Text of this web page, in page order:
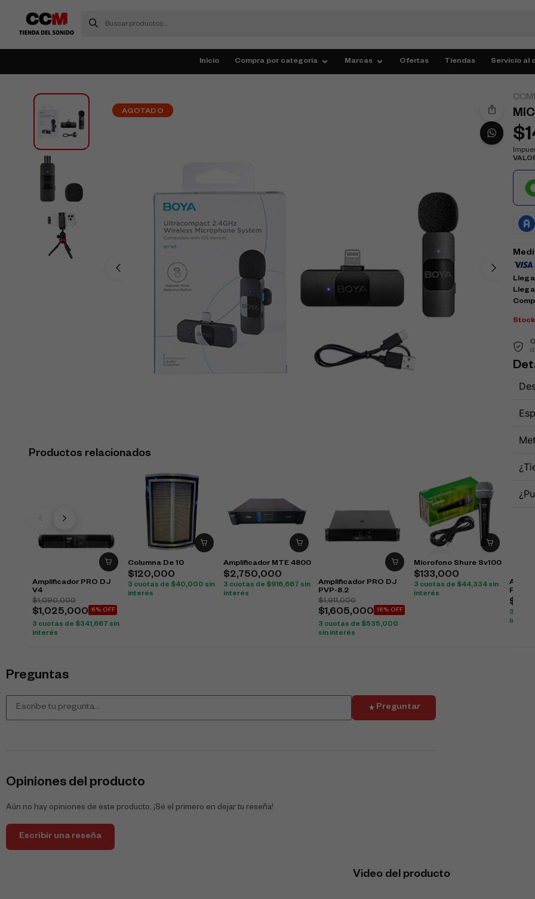
Inicio Compra por categoría Marcas Ofertas Tiendas Servicio al
AGOTADO
Productos relacionados
Amplificador PRO DJ
V4
$1,090,000
$1,025,000 6% OFF
3 cuotas de $341,667 sin
interés
Columna De 10
$120,000
3 cuotas de $40,000 sin
interés
Amplificador MTE 4800
$2,750,000
3 cuotas de $916,667 sin
interés
Amplificador PRO DJ
PVP-8.2
$1,911,000
$1,605,000 16% OFF
3 cuotas de $535,000
sin interés
Microfono Shure Sv100
$133,000
3 cuotas de $44,334 sin
interés
PVP-4.4
$
3
interés
$
Llega
Stock
Preguntas
Preguntar
Opiniones del producto
Aún no hay opiniones de este producto. ¡Sé el primero en dejar tu reseña!
Escribir una reseña
Video del producto